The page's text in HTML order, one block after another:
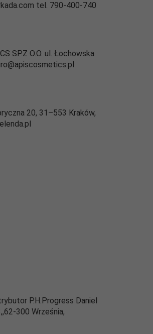
tel. 790-400-740
SP.Z O.O. ul. Łochowska
20, 31–553 Kraków,
P.H.Progress Daniel
300 Września,